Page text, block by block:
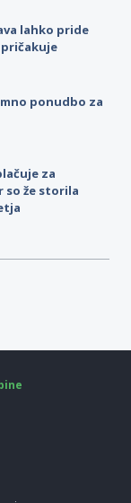
lahko pride
ponudbo za
za
že storila